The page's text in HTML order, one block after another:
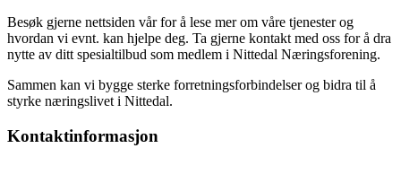
Besøk gjerne nettsiden vår for å lese mer om våre tjenester og
hvordan vi evnt. kan hjelpe deg. Ta gjerne kontakt med oss for å dra
nytte av ditt spesialtilbud som medlem i Nittedal Næringsforening.
Sammen kan vi bygge sterke forretningsforbindelser og bidra til å
styrke næringslivet i Nittedal.
Kontaktinformasjon